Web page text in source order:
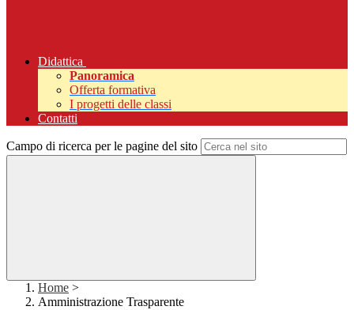
Didattica
Panoramica
Offerta formativa
I progetti delle classi
Contatti
Campo di ricerca per le pagine del sito
Home >
Amministrazione Trasparente